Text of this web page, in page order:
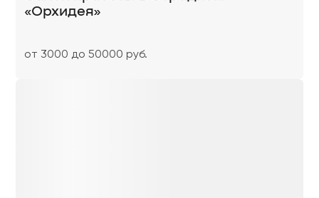
«Орхидея»
от 3000 до 50000 руб.